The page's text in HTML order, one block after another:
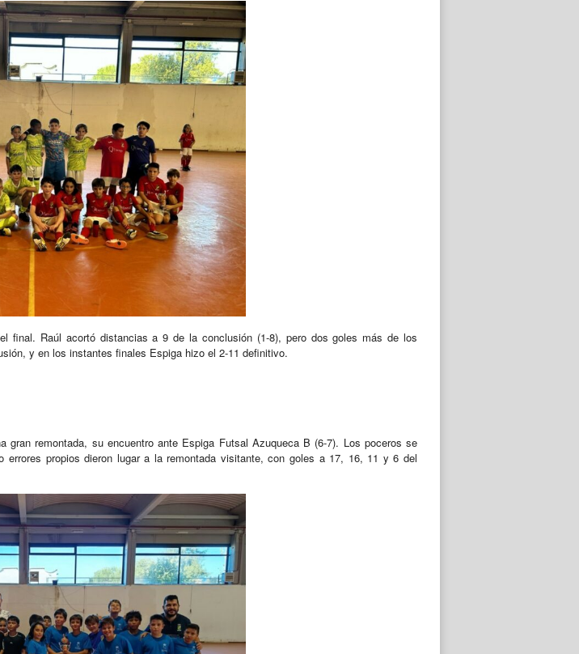
final. Raúl acortó distancias a 9 de la conclusión (1-8), pero dos goles más de los
y en los instantes finales Espiga hizo el 2-11 definitivo.
remontada, su encuentro ante Espiga Futsal Azuqueca B (6-7). Los poceros se
propios dieron lugar a la remontada visitante, con goles a 17, 16, 11 y 6 del